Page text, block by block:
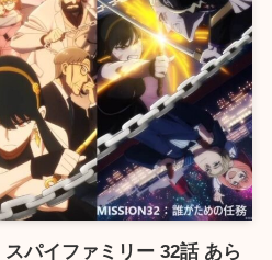
パイファミリー 32話 あら